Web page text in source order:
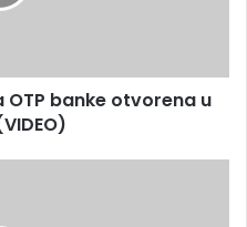
banke otvorena u